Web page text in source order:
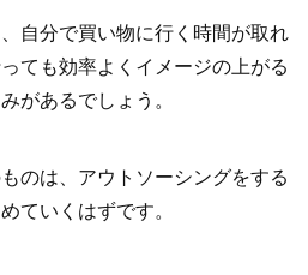
自分で買い物に行く時間が取れ
ても効率よくイメージの上がる
があるでしょう。
のは、アウトソーシングをする
ていくはずです。